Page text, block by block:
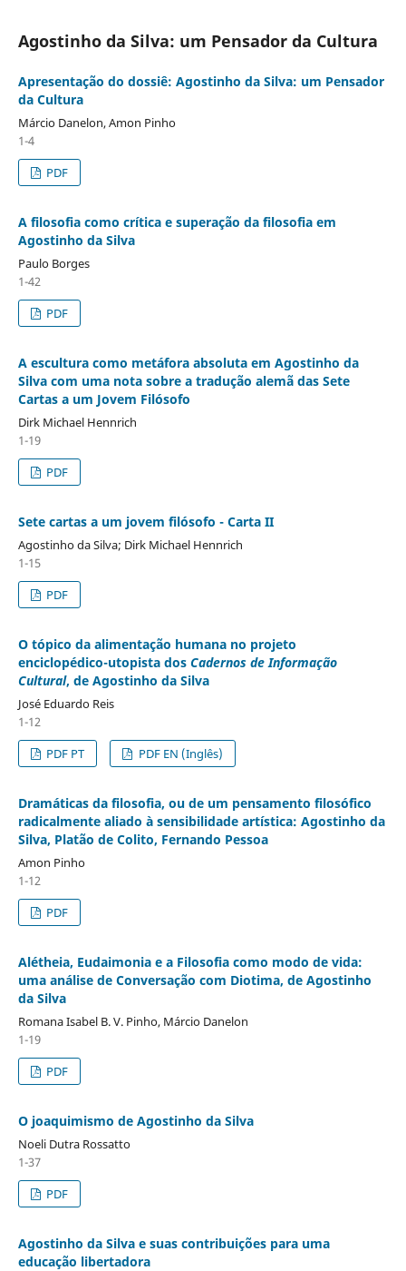
Agostinho da Silva: um Pensador da Cultura
Apresentação do dossiê: Agostinho da Silva: um Pensador
da Cultura
Márcio Danelon, Amon Pinho
1-4
PDF
A filosofia como crítica e superação da filosofia em
Agostinho da Silva
Paulo Borges
1-42
PDF
A escultura como metáfora absoluta em Agostinho da
Silva com uma nota sobre a tradução alemã das Sete
Cartas a um Jovem Filósofo
Dirk Michael Hennrich
1-19
PDF
Sete cartas a um jovem filósofo - Carta II
Agostinho da Silva; Dirk Michael Hennrich
1-15
PDF
O tópico da alimentação humana no projeto
enciclopédico-utopista dos Cadernos de Informação
Cultural, de Agostinho da Silva
José Eduardo Reis
1-12
PDF PT
PDF EN (Inglês)
Dramáticas da filosofia, ou de um pensamento filosófico
radicalmente aliado à sensibilidade artística: Agostinho da
Silva, Platão de Colito, Fernando Pessoa
Amon Pinho
1-12
PDF
Alétheia, Eudaimonia e a Filosofia como modo de vida:
uma análise de Conversação com Diotima, de Agostinho
da Silva
Romana Isabel B. V. Pinho, Márcio Danelon
1-19
PDF
O joaquimismo de Agostinho da Silva
Noeli Dutra Rossatto
1-37
PDF
Agostinho da Silva e suas contribuições para uma
educação libertadora